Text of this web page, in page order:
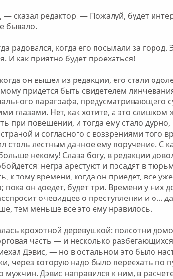
сказал редактор. — Пожалуй, будет
бывало.
радовался, когда его посылали за
И как приятно будет проехаться!
он вышел из редакции, его стали
придется быть свидетелем
параграфа, предусматривающего
глазами. Нет, как хотите, а это
при повешении, и тогда ему стало
и согласного с воззрениями того
столь лестным данное ему поручение. С
некому! Слава богу, в редакции
негра арестуют и посадят в
к тому времени, когда он приедет, все
пока он доедет, будет три. Времени у них
очевидцев о преступлении и о...
тем меньше все это ему нравилось.
крохотной деревушкой: полсотни
часть — и несколько
Дэвис, — но в остальном это было
через которую надо было переехать по
мужчин. Дэвис направился к ним, в